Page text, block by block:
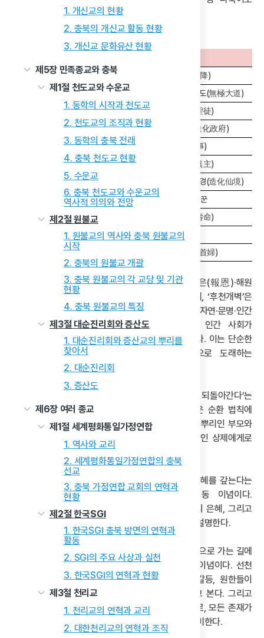
1. 개신교의 현황
2. 충북의 개신교 활동 현황
3. 개신교 문화유산 현황
제5장 민족종교와 충북
제1절 천도교와 수운교
1. 동학의 시작과 천도교
2. 천도교의 조직과 현황
3. 동학의 충북 전래
4. 충북 천도교 현황
5. 수운교
6. 충북 천도교와 수운교의
역사적 의의와 전망
제2절 원불교
1. 원불교의 역사와 충북 원불교의
시작
2. 충북의 원불교 개괄
3. 충북 원불교의 각 교당 및 기관
현황
4. 충북 원불교의 특징
제3절 대순진리회와 증산도
1. 대순진리회와 증산교의 뿌리를
찾아서
2. 대순진리회
3. 증산도
제6장 여러 종교
제1절 세계평화통일가정연합
1. 역사와 교리
2. 세계평화통일가정연합의 충북
선교
3. 충북 가정연합 교회의 연혁과
현황
제2절 한국SGI
1. 한국SGI 충북 방면의 연혁과
활동
2. SGI의 주요 사상과 실천
3. 한국SGI의 연혁과 현황
제3절 천리교
1. 천리교의 연혁과 교리
2. 대한천리교의 연혁과 조직
번역되어 국제적 포교 활동의 기반을 제공하고 있다.
표7 도전 편목
제1편
증산 상제의 탄강(誕降)
제2편
중통인의(中通人義)와 무극대도(無極大道)
도문(道門)과 성도(聖徒)
신도(神道)와 조화정부(造化政府)
천지공사(天地公事)
도통(道統)과 진주(眞主)
후천개벽(後天開闢)과 조화선경(造化仙境)
천하사(天下事) 일꾼
제9편
복록(福祿)과 수명(壽命)
제10편
어천(御天)
제11편
태모(太母) 고수부(高首婦)
증산도의 교리는 후천개벽·원시반본(原始返本)·보은(報恩)·해원
(解.)·상생(相生) 이념을 중심으로 전개된다. 먼저, ‘후천개벽’은
증산 사상의 구원관을 나타내는 핵심 개념으로 자연·문명·인간
차원에서 창조·통합·성숙의 과정을 거쳐 우주와 인간 사회가
조화로운 새시대로 전환되는 우주적 변혁을 의미한다. 이는 단순한
종말론이 아닌 우주의 진화 과정에서 필연적으로 도래하는
이상세계의 실현을 지향하는 것임을 나타낸다.
다음으로 ‘원시반본’이란 ‘시원을 살펴서 근본으로 되돌아간다’는
의미로, 단순한 복고주의를 넘어 우주의 자연스러운 순환 법칙에
따른 필연적 과정으로 이해할 수 있다. 이는 생명의 뿌리인 부모와
조상, 역사의 뿌리인 민족 문화와 전통, 신앙의 뿌리인 상제에게로
돌아가는 삼중적 차원에서 구현된다.
‘보은’은 자신의 근본과 덕을 베풀어 준 존재에게 은혜를 갚는다는
의미로, 원시반본을 실현하기 위한 기초적 행동 이념이다.
증산도에서는 모든 존재가 천지 부모의 은혜, 조상의 은혜, 그리고
수많은 관계망 속에서 받은 은혜 위에서 생존한다고 설명한다.
‘해원’은 ‘원과 한을 풀어낸다.’라는 의미로, 원시반본으로 가는 길에
가로막힌 모든 원한과 갈등을 해소하기 위한 행동 이념이다. 선천
세상의 상극(相剋) 이치에 의해 누적된 대립, 갈등, 원한들이
해결되어야만 새로운 상생의 세상이 열릴 수 있다고 본다. 그리고
‘상생’은 해원을 통해 실현되는 이상적 관계의 원리로, 모든 존재가
서로 도우며 함께 발전하는 조화로운 공존 체계를 의미한다.